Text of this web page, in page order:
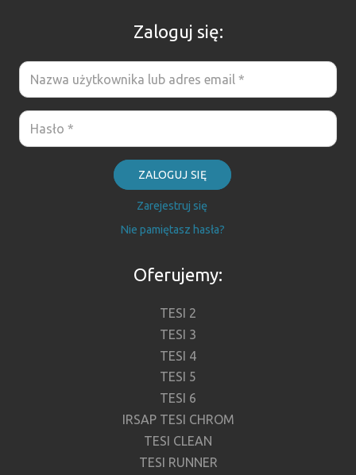
Zaloguj się:
ZALOGUJ SIĘ
Zarejestruj się
Nie pamiętasz hasła?
Oferujemy:
TESI 2
TESI 3
TESI 4
TESI 5
TESI 6
IRSAP TESI CHROM
TESI CLEAN
TESI RUNNER